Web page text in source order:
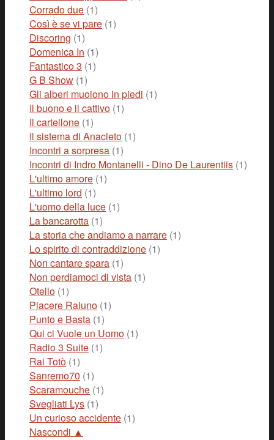
Corrado due (1)
Così è se vi pare (1)
Discoring (1)
Domenica In (1)
Fantastico 3 (1)
G B Show (1)
Gli alberi muoiono in piedi (1)
Il buono e il cattivo (1)
Il cartellone (1)
Il sistema di Anacleto (1)
Incontri a sorpresa (1)
Incontri di Indro Montanelli - Dino De Laurentiis (1)
L'ultimo amore (1)
L'ultimo lord (1)
L'uomo della luce (1)
La bancarotta (1)
La storia che andiamo a narrare (1)
Lo spirito di contraddizione (1)
Non cantare spara (1)
Non perdiamoci di vista (1)
Otello (1)
Piacere Raiuno (1)
Punto e Basta (1)
Qui ci Vuole un Uomo (1)
Radio 3 Suite (1)
Rai Totò (1)
Sanremo70 (1)
Scaramouche (1)
Svegliati Lys (1)
Un curioso accidente (1)
Nascondi ▲